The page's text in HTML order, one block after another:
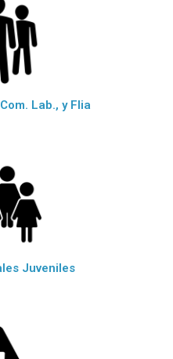
Lab., y Flia
Juveniles